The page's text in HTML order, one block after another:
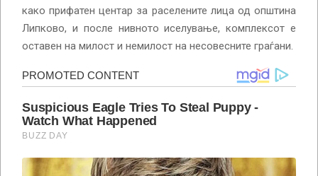
како прифатен центар за раселените лица од општина
Липково, и после нивното иселување, комплексот е
оставен на милост и немилост на несовесните граѓани.